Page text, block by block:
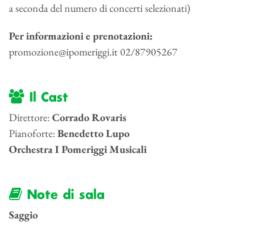
a seconda del numero di concerti selezionati)
Per informazioni e prenotazioni:
promozione@ipomeriggi.it 02/87905267
Il Cast
Direttore:Corrado Rovaris
Pianoforte:Benedetto Lupo
Orchestra I Pomeriggi Musicali
Note di sala
Saggio